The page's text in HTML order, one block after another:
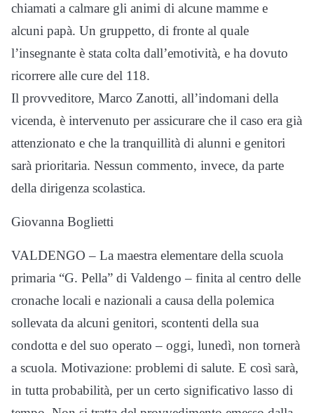
chiamati a calmare gli animi di alcune mamme e
alcuni papà. Un gruppetto, di fronte al quale
l’insegnante è stata colta dall’emotività, e ha dovuto
ricorrere alle cure del 118.
Il provveditore, Marco Zanotti, all’indomani della
vicenda, è intervenuto per assicurare che il caso era già
attenzionato e che la tranquillità di alunni e genitori
sarà prioritaria. Nessun commento, invece, da parte
della dirigenza scolastica.
Giovanna Boglietti
VALDENGO – La maestra elementare della scuola
primaria “G. Pella” di Valdengo – finita al centro delle
cronache locali e nazionali a causa della polemica
sollevata da alcuni genitori, scontenti della sua
condotta e del suo operato – oggi, lunedì, non tornerà
a scuola. Motivazione: problemi di salute. E così sarà,
in tutta probabilità, per un certo significativo lasso di